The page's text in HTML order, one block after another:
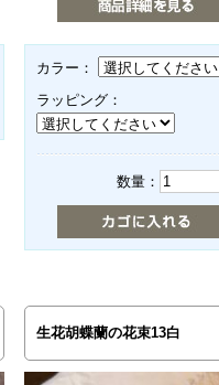
カラー：
ラッピング：
数量：
生花胡蝶蘭の花束13白